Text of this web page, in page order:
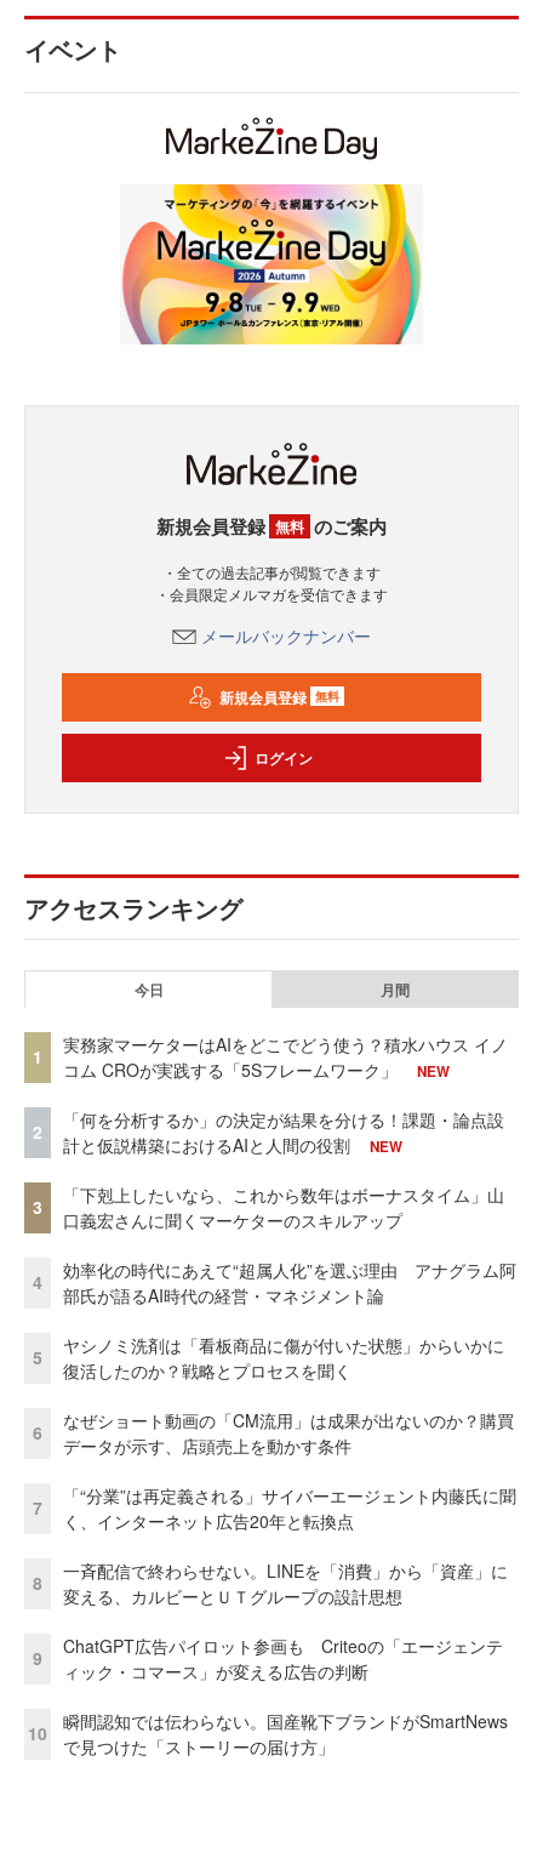
イベント
新規会員登録 無料 のご案内
・全ての過去記事が閲覧できます
・会員限定メルマガを受信できます
メールバックナンバー
新規会員登録 無料
ログイン
アクセスランキング
今日 月間
1
実務家マーケターはAIをどこでどう使う？積水ハウス イノ
コム CROが実践する「5Sフレームワーク」
NEW
2
「何を分析するか」の決定が結果を分ける！課題・論点設
計と仮説構築におけるAIと人間の役割
NEW
3
「下剋上したいなら、これから数年はボーナスタイム」山
口義宏さんに聞くマーケターのスキルアップ
4
効率化の時代にあえて“超属人化”を選ぶ理由 アナグラム阿
部氏が語るAI時代の経営・マネジメント論
5
ヤシノミ洗剤は「看板商品に傷が付いた状態」からいかに
復活したのか？戦略とプロセスを聞く
6
なぜショート動画の「CM流用」は成果が出ないのか？購買
データが示す、店頭売上を動かす条件
7
「“分業”は再定義される」サイバーエージェント内藤氏に聞
く、インターネット広告20年と転換点
8
一斉配信で終わらせない。LINEを「消費」から「資産」に
変える、カルビーとＵＴグループの設計思想
9
ChatGPT広告パイロット参画も Criteoの「エージェンテ
ィック・コマース」が変える広告の判断
10
瞬間認知では伝わらない。国産靴下ブランドがSmartNews
で見つけた「ストーリーの届け方」